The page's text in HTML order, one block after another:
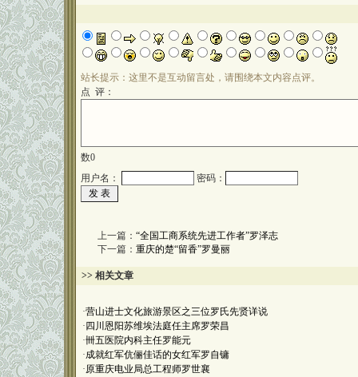
站长提示：这里不是互动留言处，请围绕本文内容点评。
点 评：
数0
用户名：
密码：
上一篇： “全国工商系统先进工作者”罗泽志
下一篇： 重庆的楚“留香”罗曼丽
>> 相关文章
·营山进士文化旅游景区之三位罗氏先贤详说
· 四川恩阳苏维埃法庭任主席罗荣昌
·卌五医院内科主任罗能元
·成就红军伉俪佳话的女红军罗自镛
·原重庆电业局总工程师罗世襄